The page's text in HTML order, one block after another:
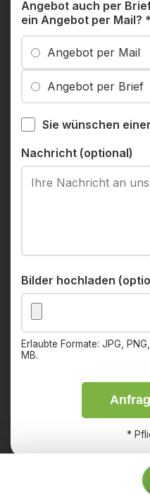
Angebot auch per
ein Angebot per Mail? *
Angebot per Mail
Angebot per Brief
Sie wünschen
Nachricht (optional)
Bilder hochladen
Erlaubte Formate: JPG,
MB.
*